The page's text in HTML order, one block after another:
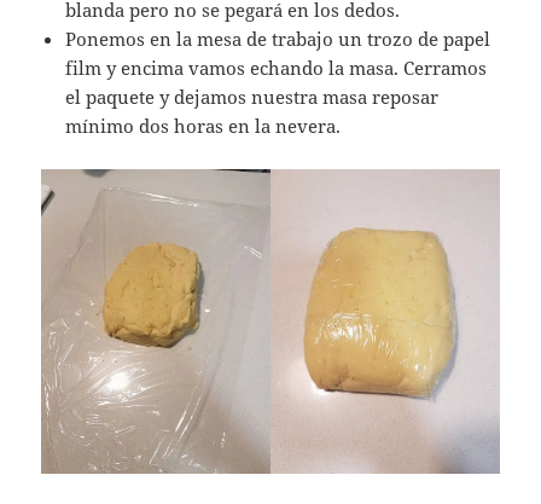
blanda pero no se pegará en los dedos.
Ponemos en la mesa de trabajo un trozo de papel
film y encima vamos echando la masa. Cerramos
el paquete y dejamos nuestra masa reposar
mínimo dos horas en la nevera.